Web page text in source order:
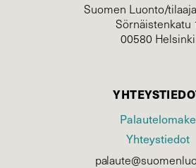
Suomen Luonto/
Sörnäistenkatu
00580 Helsinki
Palautelomake
Yhteystiedot